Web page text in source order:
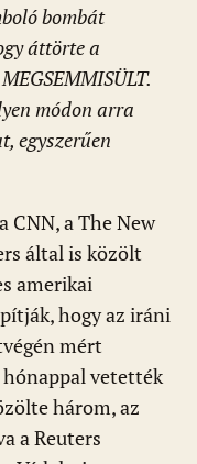
bombát
áttörte a
módon arra
egyszerűen
CNN, a The New
által is közölt
amerikai
hogy az iráni
mért
hónappal vetették
három, az
a Reuters